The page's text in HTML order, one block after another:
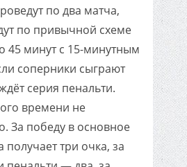
по два матча,
по привычной схеме
45 минут с 15-минутным
соперники сыграют
серия пенальти.
времени не
За победу в основное
три очка, за